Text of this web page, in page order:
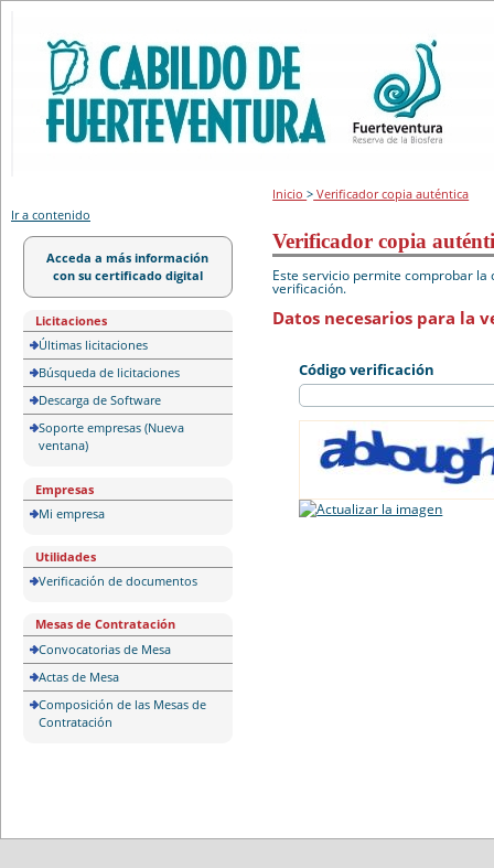
Ir a contenido
Acceda a más información
con su certificado digital
Licitaciones
Últimas licitaciones
Búsqueda de licitaciones
Descarga de Software
Soporte empresas (Nueva
ventana)
Empresas
Mi empresa
Utilidades
Verificación de documentos
Mesas de Contratación
Convocatorias de Mesa
Actas de Mesa
Composición de las Mesas de
Contratación
Inicio> Verificador copia auténtica
Verificador copia
Este servicio permite comprobar
verificación.
Datos necesarios para la
Código verificación